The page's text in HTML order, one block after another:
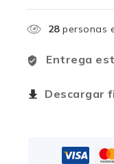
28personas
Entrega
Descargar